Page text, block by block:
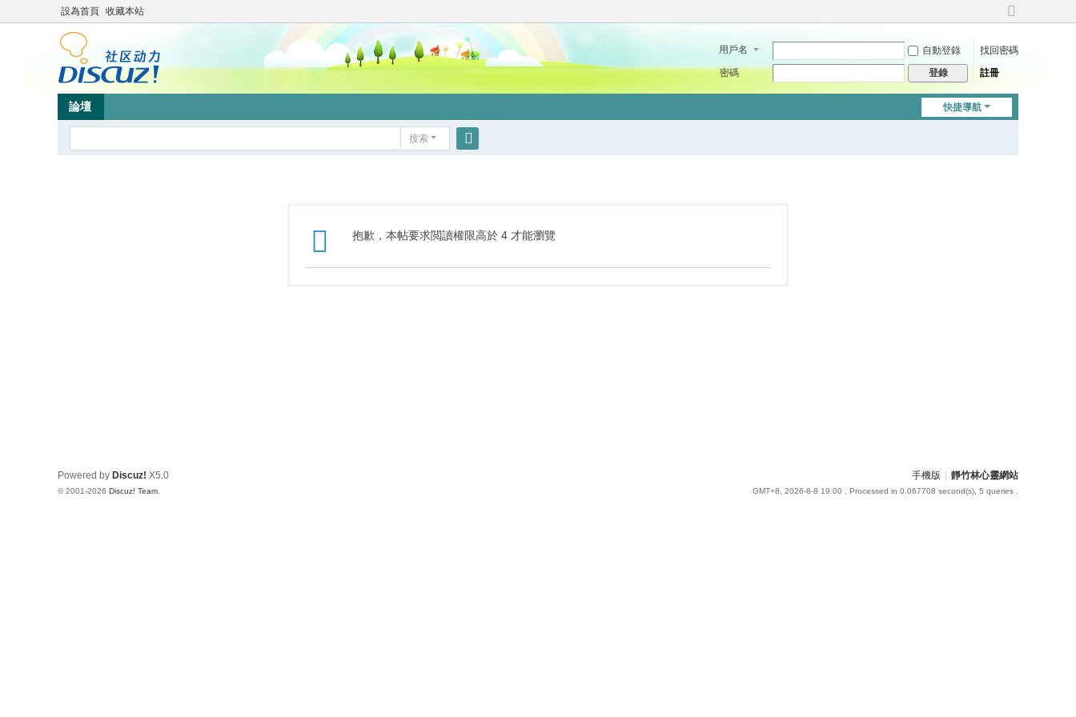
設為首頁 收藏本站
切
到
用戶名 自動登錄
找回密碼
密碼
登錄 註冊
快捷導航
論壇
搜索
抱歉，本帖要求閲讀權限高於 4 才能瀏覽
手機版 靜竹林心靈網站
GMT+8, 2026-8-8 19:00 , Processed in 0.067708 second(s), 5 queries .
Powered by Discuz! X5.0
© 2001-2026 Discuz! Team